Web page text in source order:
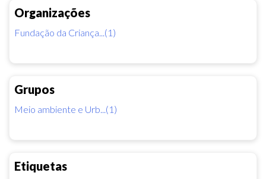
Organizações
Fundação da Criança...(1)
Grupos
Meio ambiente e Urb...(1)
Etiquetas